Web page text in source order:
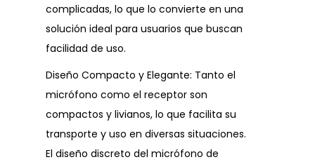
complicadas, lo que lo convierte en una
solución ideal para usuarios que buscan
facilidad de uso.
Diseño Compacto y Elegante: Tanto el
micrófono como el receptor son
compactos y livianos, lo que facilita su
transporte y uso en diversas situaciones.
El diseño discreto del micrófono de